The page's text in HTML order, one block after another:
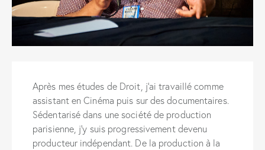
Après mes études de Droit, j’ai travaillé comme
assistant en Cinéma puis sur des documentaires.
Sédentarisé dans une société de production
parisienne, j’y suis progressivement devenu
producteur indépendant. De la production à la